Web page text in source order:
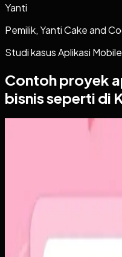
Yanti
Pemilik, Yanti Cake and
Studi kasusAplikasi Mobile
Contoh proyek
bisnis seperti di
Sebelumnya
Platform sosial umum
tenggelam di antara
untuk selalu tampil